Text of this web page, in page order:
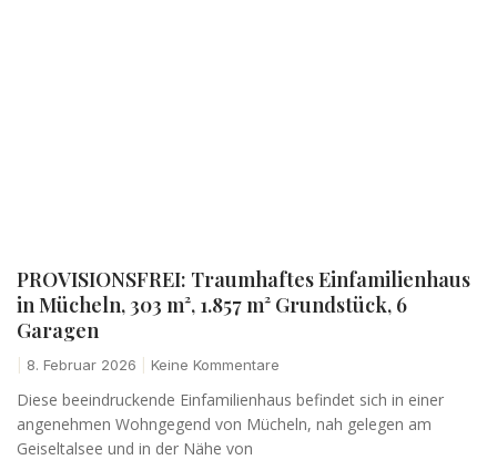
PROVISIONSFREI: Traumhaftes Einfamilienhaus
in Mücheln, 303 m², 1.857 m² Grundstück, 6
Garagen
8. Februar 2026 Keine Kommentare
Diese beeindruckende Einfamilienhaus befindet sich in einer
angenehmen Wohngegend von Mücheln, nah gelegen am
Geiseltalsee und in der Nähe von